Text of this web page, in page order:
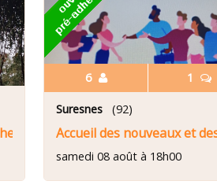
6 1
Suresnes (92)
Accueil des nouveaux et
samedi 08 août à 18h00